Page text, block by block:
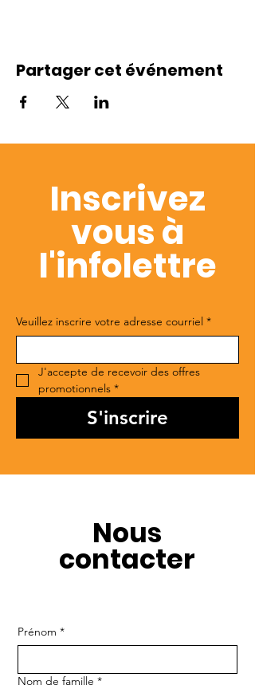
Partager cet événement
Inscrivez
vous à
l'infolettre
Veuillez inscrire votre adresse courriel *
J'accepte de recevoir des offres
promotionnels *
S'inscrire
Nous
contacter
Prénom *
Nom de famille *